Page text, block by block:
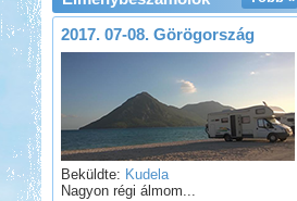
2017. 07-08. Görögország
Beküldte: Kudela
Nagyon régi álmom...